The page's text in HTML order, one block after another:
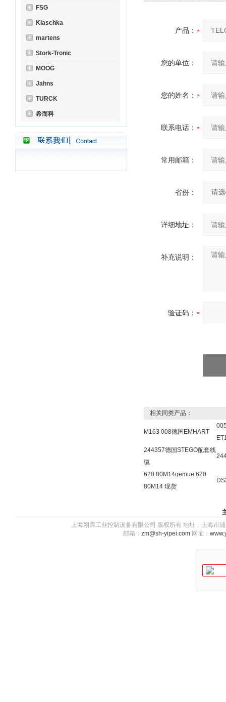
FSG
Klaschka
martens
Stork-Tronic
MOOG
Jahns
TURCK
希而科
产品：
您的单位：
您的姓名：
联系电话：
常用邮箱：
省份：
详细地址：
补充说明：
验证码：
相关同类产品：
M163 008德国EMHART
244357德国STEGO配套线
缆
620 80M14gemue 620
80M14 现货
上海翊霈工业控制设备有限公司 版权所有 地址：上海
邮箱： zm@sh-yipei.com 网址：